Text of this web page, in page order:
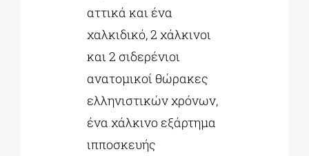
αττικά και ένα
χαλκιδικό, 2 χάλκινοι
και 2 σιδερένιοι
ανατομικοί θώρακες
ελληνιστικών χρόνων,
ένα χάλκινο εξάρτημα
ιπποσκευής